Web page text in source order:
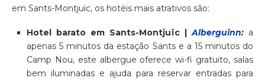
em Sants-Montjuïc, os hotéis mais atrativos são:
Hotel barato em Sants-Montjuïc |Alberguinn: a
apenas 5 minutos da estação Sants e a 15 minutos do
Camp Nou, este albergue oferece wi-fi gratuito, salas
bem iluminadas e ajuda para reservar entradas para